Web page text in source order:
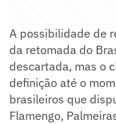
A possibilidade de
da retomada do
descartada, mas o
definição até o
brasileiros que
Flamengo,